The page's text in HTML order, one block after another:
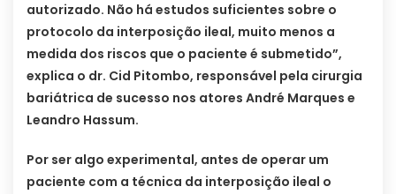
autorizado. Não há estudos suficientes sobre o
protocolo da interposição ileal, muito menos a
medida dos riscos que o paciente é submetido”,
explica o dr. Cid Pitombo, responsável pela cirurgia
bariátrica de sucesso nos atores André Marques e
Leandro Hassum.
Por ser algo experimental, antes de operar um
paciente com a técnica da interposição ileal o